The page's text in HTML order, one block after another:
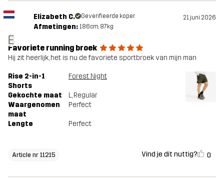
E
Elizabeth C. Geverifieerde koper 21 juni 2026
Afmetingen: 186cm, 87kg
Favoriete running broek
Hij zit heerlijk, het is nu de favoriete sportbroek van mijn man
Rise 2-in-1
Shorts
Forest Night
Gekochte maat L, Regular
Waargenomen
maat
Perfect
Lengte Perfect
Article nr 11215 Vind je dit nuttig? 0